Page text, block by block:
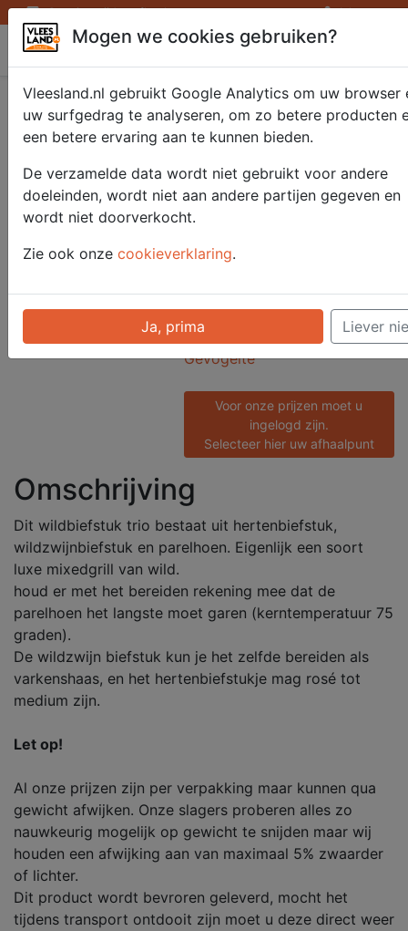
Openingstijden afhaalpunten Inloggen
Vleesland
Wildtrio
hert/wildzwijn/
200 gr
Artikelnummer
Categorie
Vlees - Wild & Frans
Gevogelte
Voor onze prijzen moet u
ingelogd zijn.
Selecteer hier uw afhaalpunt
Omschrijving
Dit wildbiefstuk trio bestaat uit hertenbiefstuk,
wildzwijnbiefstuk en parelhoen. Eigenlijk een soort
luxe mixedgrill van wild.
houd er met het bereiden rekening mee dat de
parelhoen het langste moet garen (kerntemperatuur 75
graden).
De wildzwijn biefstuk kun je het zelfde bereiden als
varkenshaas, en het hertenbiefstukje mag rosé tot
medium zijn.
Let op!
Al onze prijzen zijn per verpakking maar kunnen qua
gewicht afwijken. Onze slagers proberen alles zo
nauwkeurig mogelijk op gewicht te snijden maar wij
houden een afwijking aan van maximaal 5% zwaarder
of lichter.
Dit product wordt bevroren geleverd, mocht het
tijdens transport ontdooit zijn moet u deze direct weer
Mogen we cookies gebruiken?
Vleesland.nl gebruikt Google Analytics om uw browser
uw surfgedrag te analyseren, om zo betere producten
een betere ervaring aan te kunnen bieden.
De verzamelde data wordt niet gebruikt voor andere
doeleinden, wordt niet aan andere partijen gegeven en
wordt niet doorverkocht.
Zie ook onze cookieverklaring.
Ja, prima Liever